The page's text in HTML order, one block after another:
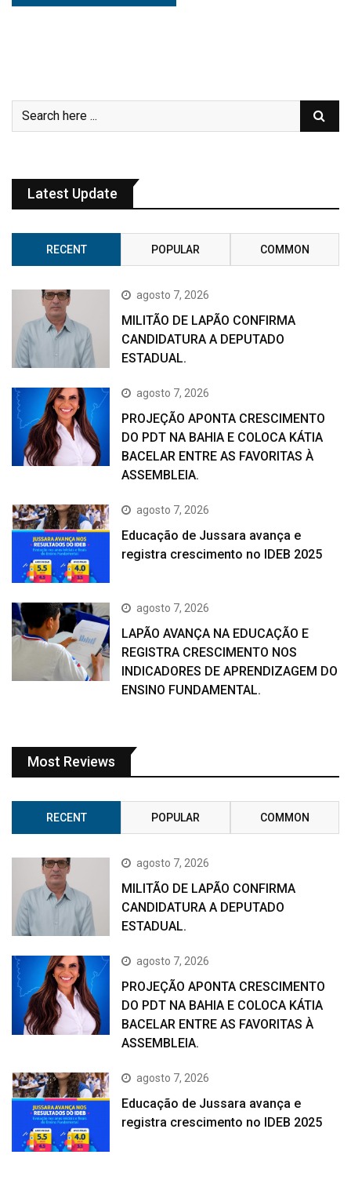
Latest Update
RECENT POPULAR COMMON
agosto 7, 2026
MILITÃO DE LAPÃO CONFIRMA
CANDIDATURA A DEPUTADO
ESTADUAL.
agosto 7, 2026
PROJEÇÃO APONTA CRESCIMENTO
DO PDT NA BAHIA E COLOCA KÁTIA
BACELAR ENTRE AS FAVORITAS À
ASSEMBLEIA.
agosto 7, 2026
Educação de Jussara avança e
registra crescimento no IDEB 2025
agosto 7, 2026
LAPÃO AVANÇA NA EDUCAÇÃO E
REGISTRA CRESCIMENTO NOS
INDICADORES DE APRENDIZAGEM DO
ENSINO FUNDAMENTAL.
Most Reviews
RECENT POPULAR COMMON
agosto 7, 2026
MILITÃO DE LAPÃO CONFIRMA
CANDIDATURA A DEPUTADO
ESTADUAL.
agosto 7, 2026
PROJEÇÃO APONTA CRESCIMENTO
DO PDT NA BAHIA E COLOCA KÁTIA
BACELAR ENTRE AS FAVORITAS À
ASSEMBLEIA.
agosto 7, 2026
Educação de Jussara avança e
registra crescimento no IDEB 2025